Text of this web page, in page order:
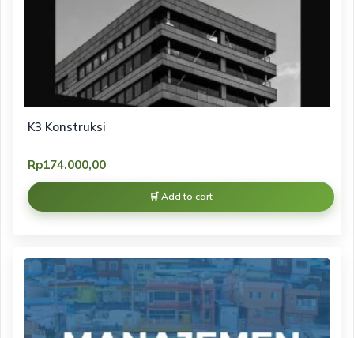
K3 Konstruksi
Rp174.000,00
Add to cart